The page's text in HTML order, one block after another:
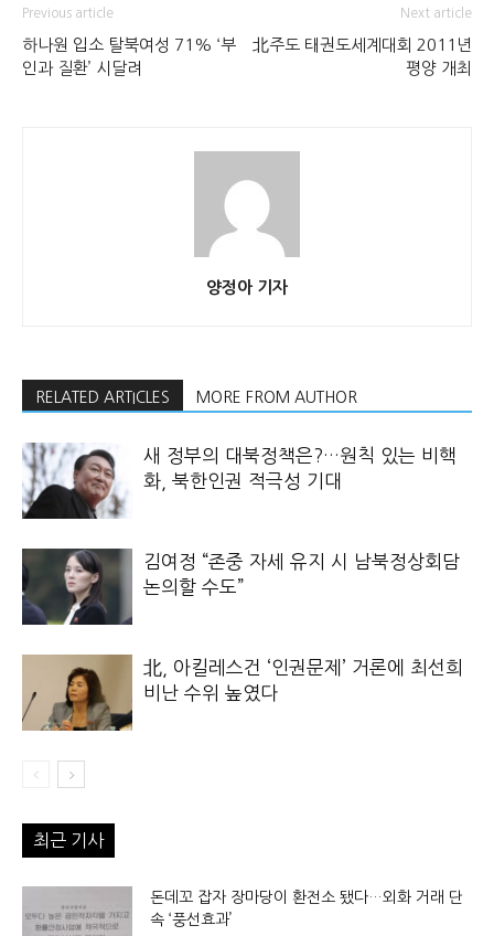
Previous article
하나원 입소 탈북여성 71% ‘부
인과 질환’ 시달려
Next article
北주도 태권도세계대회 2011년
평양 개최
양정아 기자
RELATED ARTICLES MORE FROM AUTHOR
새 정부의 대북정책은?…원칙 있는 비핵
화, 북한인권 적극성 기대
김여정 “존중 자세 유지 시 남북정상회담
논의할 수도”
北, 아킬레스건 ‘인권문제’ 거론에 최선희
비난 수위 높였다
최근 기사
돈데꼬 잡자 장마당이 환전소 됐다…외화 거래 단
속 ‘풍선효과’